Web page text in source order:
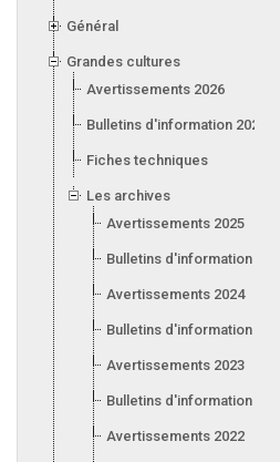
Général
Grandes cultures
Avertissements 2026
Bulletins d'information 2026
Fiches techniques
Les archives
Avertissements 2025
Bulletins d'information 2025
Avertissements 2024
Bulletins d'information 2024
Avertissements 2023
Bulletins d'information 2023
Avertissements 2022